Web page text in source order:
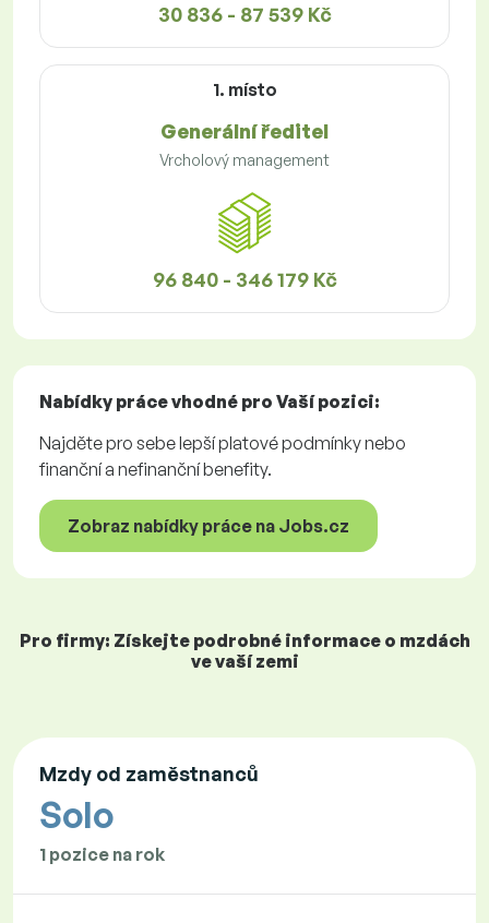
30 836 - 87 539 Kč
1. místo
Generální ředitel
Vrcholový management
96 840 - 346 179 Kč
Nabídky prácevhodné pro Vaší pozici:
Najděte pro sebe lepší platové podmínky nebo
finanční a nefinanční benefity.
Zobraz nabídky práce na Jobs.cz
Pro firmy: Získejte podrobné informace o mzdách
ve vaší zemi
Mzdy od zaměstnanců
Solo
1 pozice na rok